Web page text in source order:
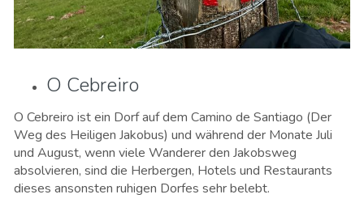
O Cebreiro
O Cebreiro ist ein Dorf auf dem Camino de Santiago (Der
Weg des Heiligen Jakobus) und während der Monate Juli
und August, wenn viele Wanderer den Jakobsweg
absolvieren, sind die Herbergen, Hotels und Restaurants
dieses ansonsten ruhigen Dorfes sehr belebt.